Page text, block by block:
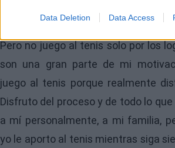
Data Deletion Data Access
Olímpicos, tras ganar el oro,
Pero no juego al tenis solo por los
son una gran parte de mi
juego al tenis porque realmente
Disfruto del proceso y de todo lo
a mí personalmente, a mi familia,
yo le aporto al tenis mientras siga